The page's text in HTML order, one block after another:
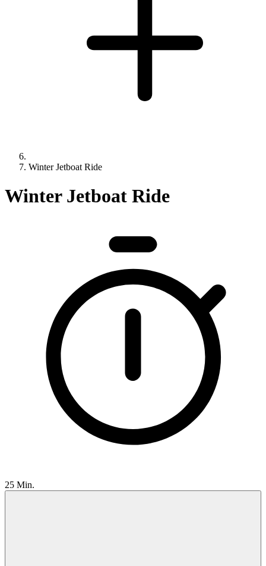
Winter Jetboat Ride
Winter Jetboat Ride
25 Min.